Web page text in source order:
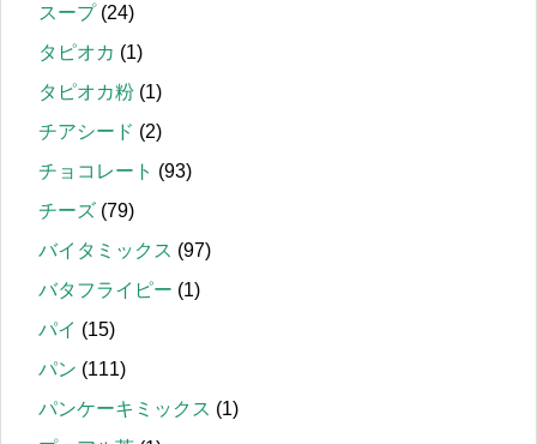
スープ(24)
タピオカ (1)
タピオカ粉 (1)
チアシード (2)
チョコレート (93)
チーズ (79)
バイタミックス (97)
バタフライピー (1)
パイ (15)
パン (111)
パンケーキミックス (1)